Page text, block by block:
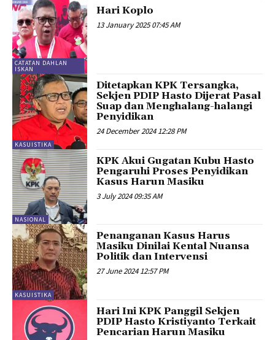
CATATAN DAHLAN
ISKAN
Hari Koplo
13 January 2025 07:45 AM
KASUISTIKA
Ditetapkan KPK Tersangka,
Sekjen PDIP Hasto Dijerat Pasal
Suap dan Menghalang-halangi
Penyidikan
24 December 2024 12:28 PM
NASIONAL
KPK Akui Gugatan Kubu Hasto
Pengaruhi Proses Penyidikan
Kasus Harun Masiku
3 July 2024 09:35 AM
KASUISTIKA
Penanganan Kasus Harus
Masiku Dinilai Kental Nuansa
Politik dan Intervensi
27 June 2024 12:57 PM
Hari Ini KPK Panggil Sekjen
PDIP Hasto Kristiyanto Terkait
Pencarian Harun Masiku